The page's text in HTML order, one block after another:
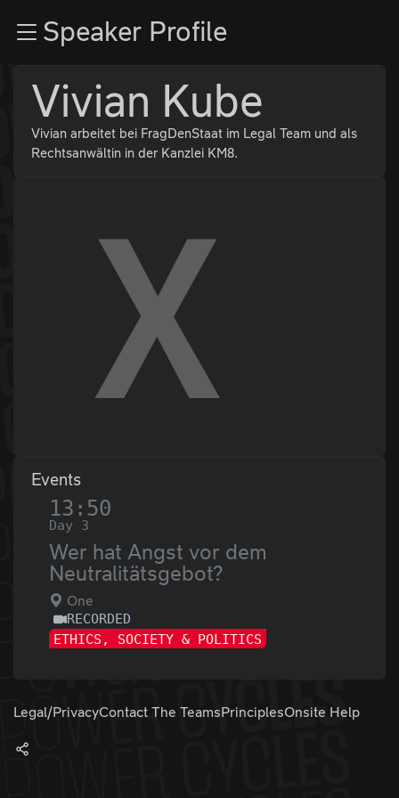
Zum InhaltSpeaker Profile
Vivian Kube
Vivian arbeitet bei FragDenStaat im Legal Team und als
Rechtsanwältin in der Kanzlei KM8.
Events
13:50
Day 3
Wer hat Angst vor dem
Neutralitätsgebot?
One
RECORDED
ETHICS, SOCIETY & POLITICS
Legal/PrivacyContact The TeamsPrinciplesOnsite Help